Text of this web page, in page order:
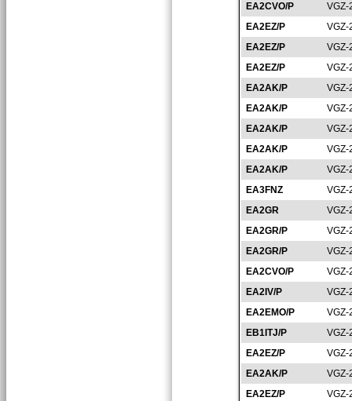
EA2CVO/P
VGZ-
EA2EZ/P
VGZ-
EA2EZ/P
VGZ-
EA2EZ/P
VGZ-
EA2AK/P
VGZ-
EA2AK/P
VGZ-
EA2AK/P
VGZ-
EA2AK/P
VGZ-
EA2AK/P
VGZ-
EA3FNZ
VGZ-
EA2GR
VGZ-
EA2GR/P
VGZ-
EA2GR/P
VGZ-
EA2CVO/P
VGZ-
EA2IV/P
VGZ-
EA2EMO/P
VGZ-
EB1ITJ/P
VGZ-
EA2EZ/P
VGZ-
EA2AK/P
VGZ-
EA2EZ/P
VGZ-